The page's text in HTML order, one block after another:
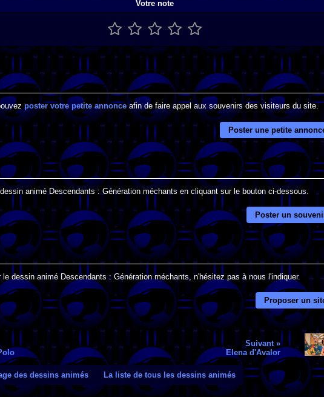
Votre note
poster votre petite annonceafin de faire appel aux souvenirs des visiteurs du site.
Poster une petite
animé Descendants : Génération méchants en cliquant sur le bouton ci-dessous.
Poster un
dessin animé Descendants : Génération méchants, n'hésitez pas à nous l'indiquer.
Proposer un
Suivant »
Elena d'Avalor
des dessins animés La liste de tous les dessins animés